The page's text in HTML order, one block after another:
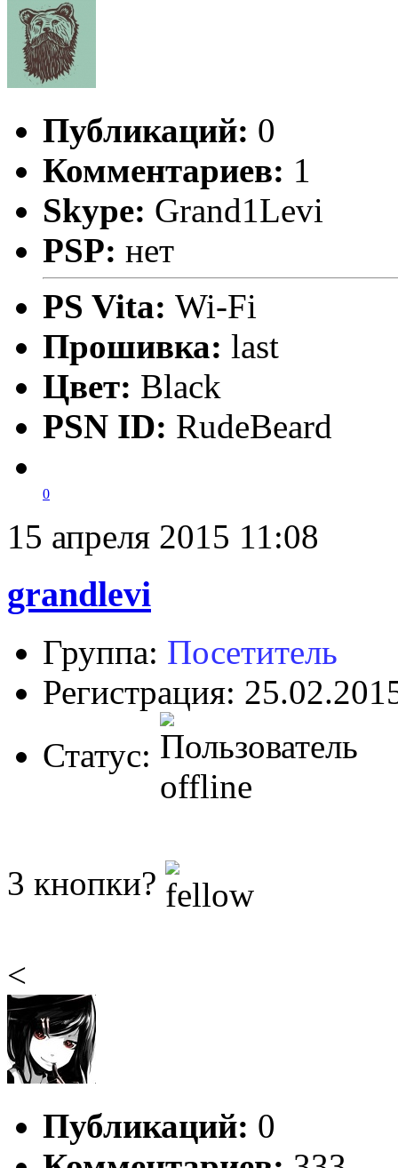
Публикаций: 0
Комментариев: 1
Skype: Grand1Levi
PSP: нет
PS Vita: Wi-Fi
Прошивка: last
Цвет: Black
PSN ID: RudeBeard
0
15 апреля 2015 11:08
grandlevi
Группа: Посетитель
Регистрация:
Статус:
3 кнопки?
<
Публикаций: 0